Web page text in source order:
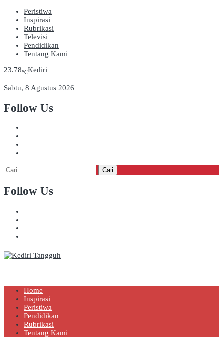
Peristiwa
Inspirasi
Rubrikasi
Televisi
Pendidikan
Tentang Kami
23.78℃Kediri
Sabtu, 8 Agustus 2026
Follow Us
Cari
untuk:
Follow Us
Home
Inspirasi
Peristiwa
Pendidikan
Rubrikasi
Tentang Kami